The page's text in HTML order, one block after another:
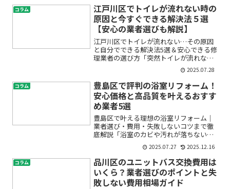
フィスを引越したい」「信頼できる移転
業者はどうやって選べばいい...
コラム
江戸川区でトイレが流れない時の
原因と今すぐできる解決法５選
【安心の業者選びも解説】
江戸川区でトイレが流れない…その原因
と自分でできる解決法5選＆安心できる修
理業者の選び方「突然トイレが流れなく
なってしまった」「水位が下がらない」
「詰まったみたいだけど自分で直せる
の？」——江戸川区にお住まいで、トイ
レトラブルが起きてしまっ...
2025.07.28
コラム
豊島区で評判の浴室リフォーム！
安心価格と高品質を叶えるおすす
め業者5選
豊島区で叶える理想の浴室リフォーム｜
業者選び・費用・失敗しないコツまで徹
底解説「浴室のカビや汚れが落ちない」
「冬はとても寒くて、お風呂に入るのが
つらい」「そろそろ古くなった浴室をリ
フォームしたいけど、費用や業者選びが
不安…」――そんな悩みを...
2025.07.27 2025.12.16
コラム
品川区のユニットバス交換費用は
いくら？業者選びのポイントと失
敗しない費用相場ガイド